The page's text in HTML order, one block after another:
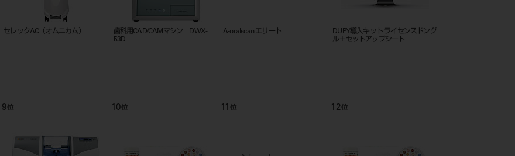
セレックAC（オムニカム）
歯科用CAD/CAMマシン DWX-
53D
A-oralscan エリート
DUPY導入キット ライセンスドング
ル＋セットアップシート
9位 10位 11 位 12 位